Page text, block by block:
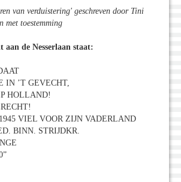
van verduistering' geschreven door Tini
met toestemming
aan de Nesserlaan staat:
IN ’T GEVECHT,
HOLLAND!
VIEL VOOR ZIJN VADERLAND
BINN. STRIJDKR.